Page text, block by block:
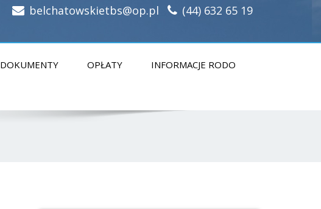
belchatowskietbs@op.pl (44) 632 65 19
DOKUMENTY OPŁATY INFORMACJE RODO